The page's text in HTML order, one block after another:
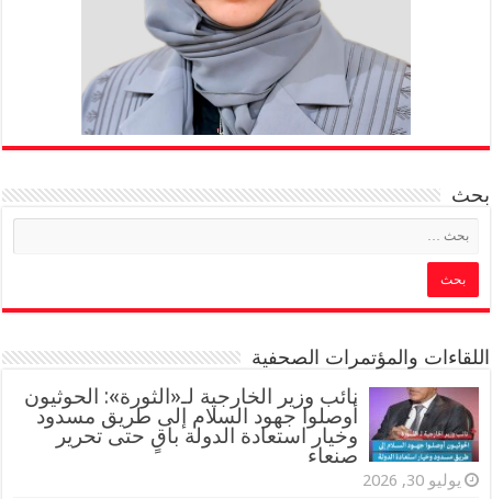
بحث
اللقاءات والمؤتمرات الصحفية
‏نائب وزير الخارجية لـ«الثورة»: الحوثيون
أوصلوا جهود السلام إلى طريق مسدود
وخيار استعادة الدولة باقٍ حتى تحرير
صنعاء
يوليو 30, 2026